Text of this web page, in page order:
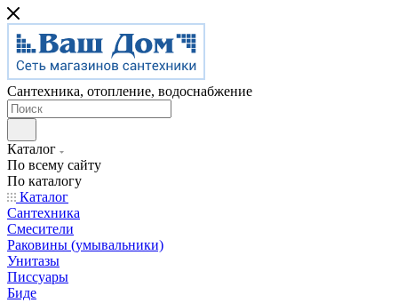
Сантехника, отопление, водоснабжение
Каталог
По всему сайту
По каталогу
Каталог
Сантехника
Смесители
Раковины (умывальники)
Унитазы
Писсуары
Биде